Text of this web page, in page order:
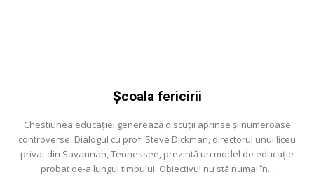
Şcoala fericirii
Chestiunea educaţiei generează discuţii aprinse şi numeroase
controverse. Dialogul cu prof. Steve Dickman, directorul unui liceu
privat din Savannah, Tennessee, prezintă un model de educaţie
probat de-a lungul timpului. Obiectivul nu stă numai în...